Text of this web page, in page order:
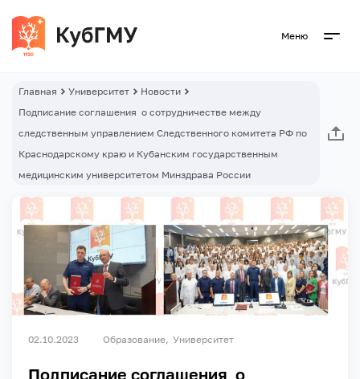
Меню
Главная Университет
Новости
Подписание соглашения о сотрудничестве между
следственным управлением Следственного комитета РФ по
Краснодарскому краю и Кубанским государственным
медицинским университетом Минздрава России
02.10.2023 Образование Университет
Подписание соглашения о